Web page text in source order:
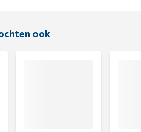
ook